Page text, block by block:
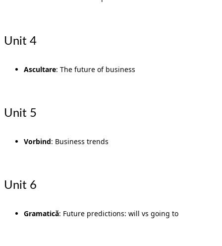
Unit 4
Ascultare: The future of business
Unit 5
Vorbind: Business trends
Unit 6
Gramatică: Future predictions: will vs going to